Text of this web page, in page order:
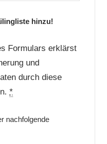
hinzu!
Formulars erklärst
und
durch diese
*
nachfolgende